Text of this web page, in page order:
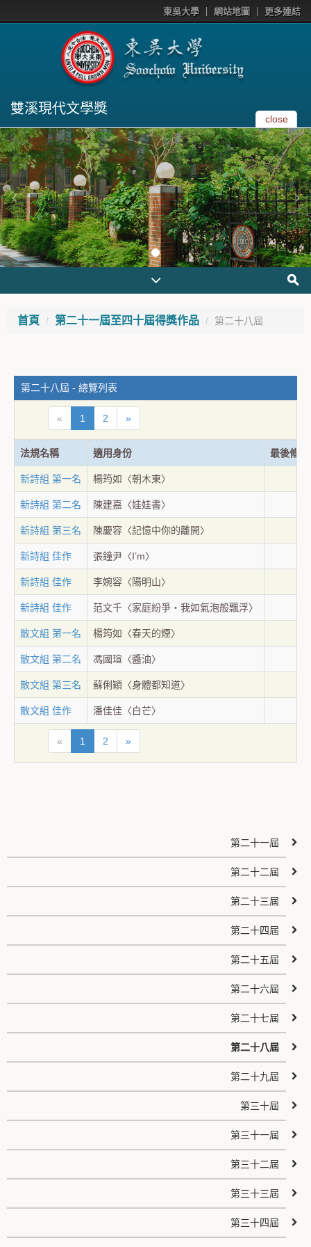
東吳大學 網站地圖 更多連結
雙溪現代文學獎
close
首頁 第二十一屆至四十屆得獎作品 第二十八屆
第二十八屆 - 總覽列表
« 1 2 »
法規名稱 適用身份 最後修訂
新詩組 第一名 楊筠如〈朝木東〉
新詩組 第二名 陳建嘉〈娃娃書〉
新詩組 第三名 陳慶容〈記憶中你的離開〉
新詩組 佳作 張鐘尹〈I’m〉
新詩組 佳作 李婉容〈陽明山〉
新詩組 佳作 范文千〈家庭紛爭‧我如氣泡般飄浮〉
散文組 第一名 楊筠如〈春天的煙〉
散文組 第二名 馮國瑄〈醬油〉
散文組 第三名 蘇俐穎〈身體都知道〉
散文組 佳作 潘佳佳〈白芒〉
« 1 2 »
第二十一屆
第二十二屆
第二十三屆
第二十四屆
第二十五屆
第二十六屆
第二十七屆
第二十八屆
第二十九屆
第三十屆
第三十一屆
第三十二屆
第三十三屆
第三十四屆